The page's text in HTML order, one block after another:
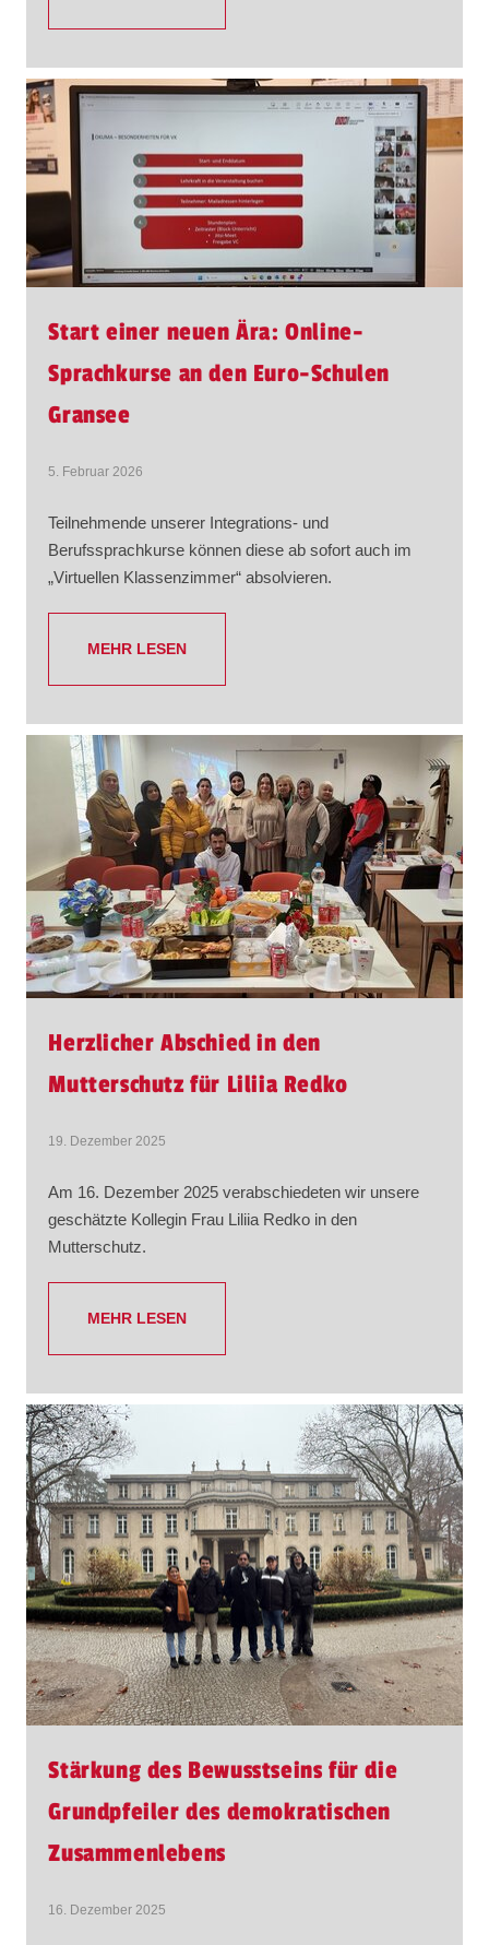
Start einer neuen Ära: Online-
Sprachkurse an den Euro-Schulen
Gransee
5. Februar 2026
Teilnehmende unserer Integrations- und
Berufssprachkurse können diese ab sofort auch im
„Virtuellen Klassenzimmer“ absolvieren.
MEHR LESEN
Herzlicher Abschied in den
Mutterschutz für Liliia Redko
19. Dezember 2025
Am 16. Dezember 2025 verabschiedeten wir unsere
geschätzte Kollegin Frau Liliia Redko in den
Mutterschutz.
MEHR LESEN
Stärkung des Bewusstseins für die
Grundpfeiler des demokratischen
Zusammenlebens
16. Dezember 2025